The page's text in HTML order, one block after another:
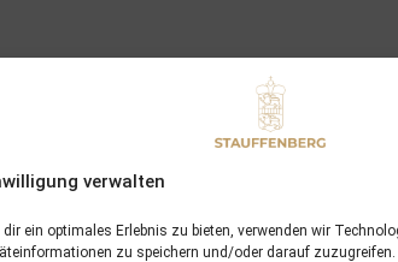
verwalten
dir ein optimales Erlebnis zu bieten, verwenden wir
zu speichern und/oder darauf zuzugreifen.